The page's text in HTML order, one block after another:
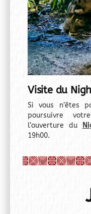
Visite du
Si vous n’êtes
poursuivre
l’ouverture du
19h00.